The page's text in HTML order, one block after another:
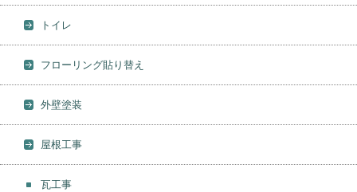
トイレ
フローリング貼り替え
外壁塗装
屋根工事
瓦工事